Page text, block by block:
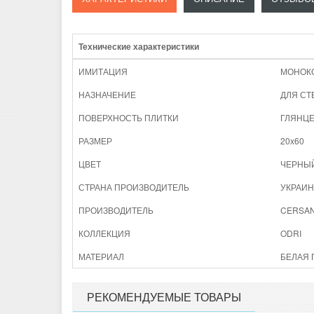
Технические характеристики
ИМИТАЦИЯ
НАЗНАЧЕНИЕ
ДЛЯ
ПОВЕРХНОСТЬ ПЛИТКИ
РАЗМЕР
20х60
ЦВЕТ
СТРАНА ПРОИЗВОДИТЕЛЬ
ПРОИЗВОДИТЕЛЬ
КОЛЛЕКЦИЯ
ODRI
МАТЕРИАЛ
БЕЛАЯ
РЕКОМЕНДУЕМЫЕ ТОВАРЫ